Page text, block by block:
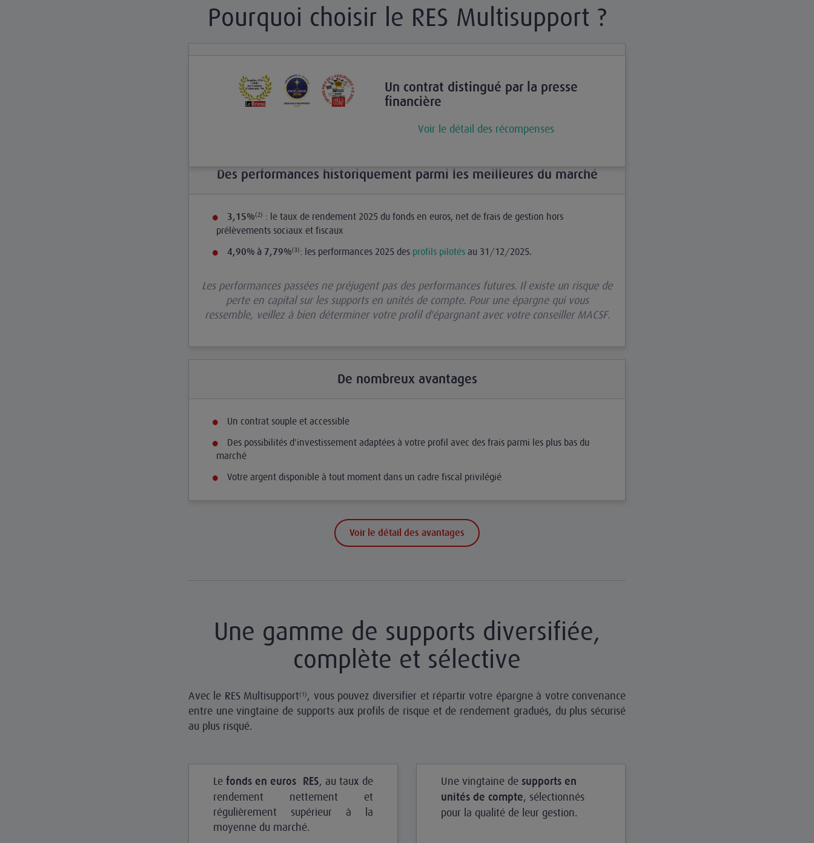
Pourquoi choisir le RES Multisupport ?
Un contrat distingué par la presse
financière
Voir le détail des récompenses
Des performances historiquement parmi les meilleures du marché
3,15%(2) : le taux de rendement 2025 du fonds en euros, net de frais de gestion hors
prélèvements sociaux et fiscaux
4,90% à 7,79%(3): les performances 2025 des profils pilotés au 31/12/2025.
Les performances passées ne préjugent pas des performances futures. Il existe un risque de
perte en capital sur les supports en unités de compte. Pour une épargne qui vous
ressemble, veillez à bien déterminer votre profil d'épargnant avec votre conseiller MACSF.
De nombreux avantages
Un contrat souple et accessible
Des possibilités d'investissement adaptées à votre profil avec des frais parmi les plus bas du
marché
Votre argent disponible à tout moment dans un cadre fiscal privilégié
Voir le détail des avantages
Une gamme de supports diversifiée,
complète et sélective
Avec le RES Multisupport(1) , vous pouvez diversifier et répartir votre épargne à votre convenance
entre une vingtaine de supports aux profils de risque et de rendement gradués, du plus sécurisé
au plus risqué.
Lefonds en euros RES, au taux de
rendement nettement et
régulièrement supérieur à la
moyenne du marché.
Une vingtaine de supports en
unités de compte, sélectionnés
pour la qualité de leur gestion.